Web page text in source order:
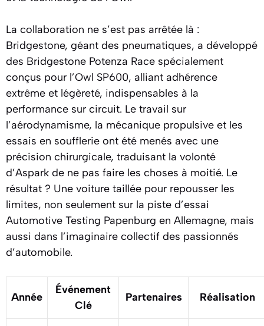
La collaboration ne s’est pas arrêtée là :
Bridgestone, géant des pneumatiques, a développé
des Bridgestone Potenza Race spécialement
conçus pour l’Owl SP600, alliant adhérence
extrême et légèreté, indispensables à la
performance sur circuit. Le travail sur
l’aérodynamisme, la mécanique propulsive et les
essais en soufflerie ont été menés avec une
précision chirurgicale, traduisant la volonté
d’Aspark de ne pas faire les choses à moitié. Le
résultat ? Une voiture taillée pour repousser les
limites, non seulement sur la piste d’essai
Automotive Testing Papenburg en Allemagne, mais
aussi dans l’imaginaire collectif des passionnés
d’automobile.
Année
Événement
Clé
Partenaires Réalisation